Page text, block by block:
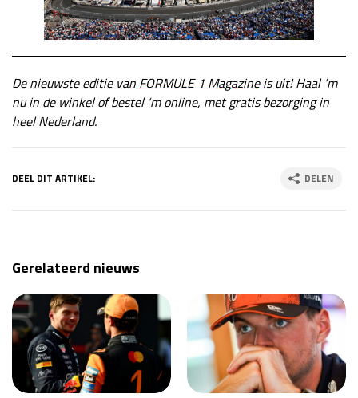
De nieuwste editie van FORMULE 1 Magazineis uit! Haal ‘m
nu in de winkel of bestel ‘m online, met gratis bezorging in
heel Nederland.
DEEL DIT ARTIKEL: DELEN
Gerelateerd nieuws